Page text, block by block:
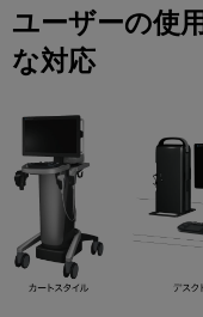
ユーザーの使
な対応